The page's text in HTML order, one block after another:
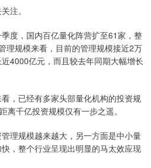
注。
度，国内百亿量化阵营扩至61家，整
理规模来看，目前的管理规模接近2万
4000亿元，而且较去年同期大幅增长
，已经有多家头部量化机构的投资规
离千亿投资规模仅有一步之遥。
理规模越来越大，另一方面是中小量
，整个行业呈现出明显的马太效应现